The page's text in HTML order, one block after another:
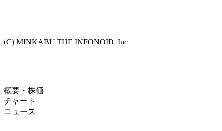
(C) MINKABU THE INFONOID, Inc.
概要・株価
チャート
ニュース